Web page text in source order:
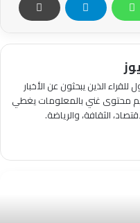
الذين يبحثون عن الأخبار
محتوى غني بالمعلومات يغطي
الثقافة، والرياضة.